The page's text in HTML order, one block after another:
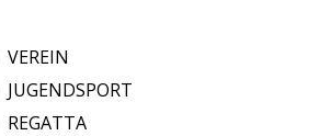
VEREIN
JUGENDSPORT
REGATTA